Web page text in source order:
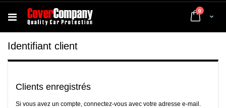
Cart
0 articles
Identifiant client
Clients enregistrés
Si vous avez un compte, connectez-vous avec votre adresse e-mail.